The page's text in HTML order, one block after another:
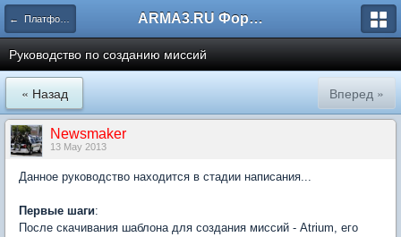
← Платформа - Atrium ARMA3.RU Форум
Руководство по созданию миссий
« Назад Вперед »
Newsmaker
13 May 2013
Данное руководство находится в стадии написания...
Первые шаги:
После скачивания шаблона для создания миссий - Atrium, его